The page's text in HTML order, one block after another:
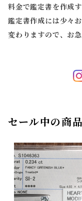
料金で鑑定書を作成
鑑定書作成には少々
変わりますので、お
セール中の商品